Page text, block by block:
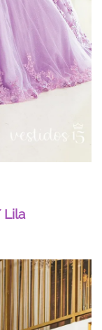
Lila